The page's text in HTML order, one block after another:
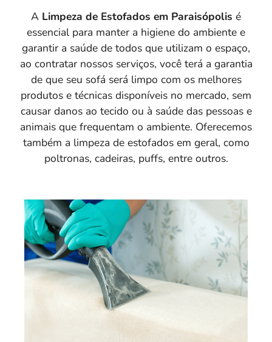
A Limpeza de Estofados em Paraisópolis é
essencial para manter a higiene do ambiente e
garantir a saúde de todos que utilizam o espaço,
ao contratar nossos serviços, você terá a garantia
de que seu sofá será limpo com os melhores
produtos e técnicas disponíveis no mercado, sem
causar danos ao tecido ou à saúde das pessoas e
animais que frequentam o ambiente. Oferecemos
também a limpeza de estofados em geral, como
poltronas, cadeiras, puffs, entre outros.